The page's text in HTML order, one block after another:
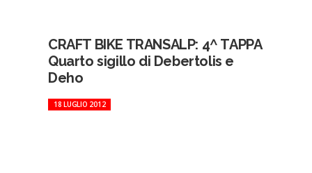
CRAFT BIKE TRANSALP: 4^ TAPPA
Quarto sigillo di Debertolis e
Deho
18 LUGLIO 2012